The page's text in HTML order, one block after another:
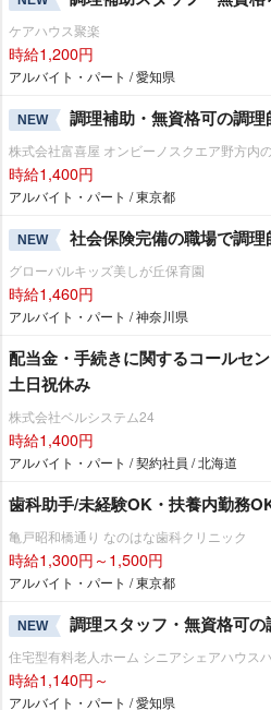
ケアハウス聚楽
時給1,200円
アルバイト・パート / 愛知県
NEW 調理補助・無資格可の調
株式会社富喜屋 オンビーノスクエア野方内
時給1,400円
アルバイト・パート / 東京都
NEW 社会保険完備の職場で調
グローバルキッズ美しが丘保育園
時給1,460円
アルバイト・パート / 神奈川県
配当金・手続きに関するコールセ
土日祝休み
株式会社ベルシステム24
時給1,400円
アルバイト・パート / 契約社員 / 北海道
歯科助手/未経験OK・扶養内勤務
亀戸昭和橋通り なのはな歯科クリニック
時給1,300円～1,500円
アルバイト・パート / 東京都
NEW 調理スタッフ・無資格可
住宅型有料老人ホーム シニアシェアハウス
時給1,140円～
アルバイト・パート / 愛知県